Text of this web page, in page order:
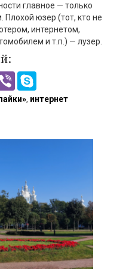
главное — только
юзер (тот, кто не
интернетом,
и т.п.) — лузер.
, интернет